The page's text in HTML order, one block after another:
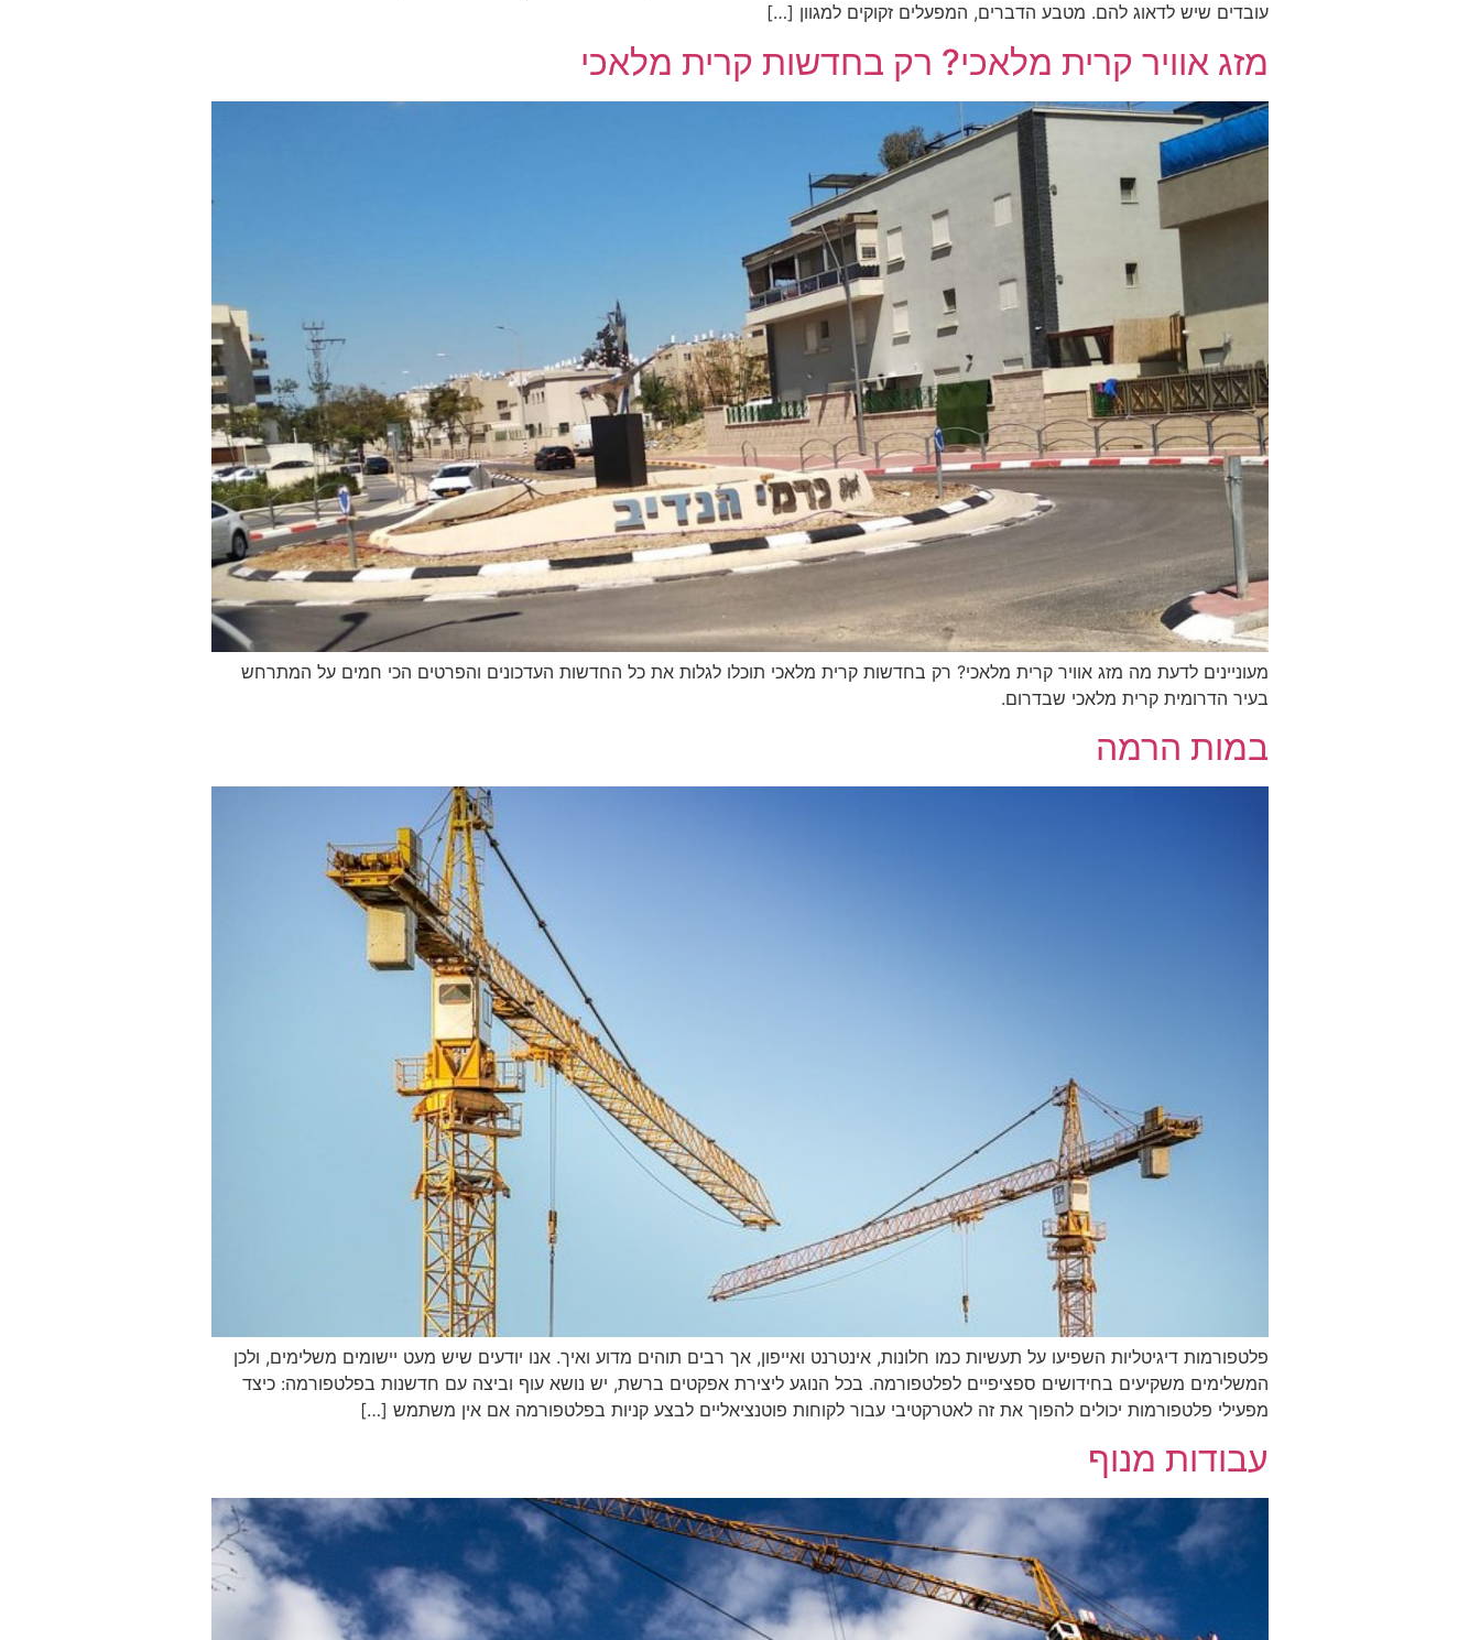
עובדים שיש לדאוג להם. מטבע הדברים, המפעלים זקוקים למגוון […]
מזג אוויר קרית מלאכי? רק בחדשות קרית מלאכי
מעוניינים לדעת מה מזג אוויר קרית מלאכי? רק בחדשות קרית מלאכי תוכלו לגלות את כל החדשות העדכונים והפרטים הכי חמים על המתרחש
בעיר הדרומית קרית מלאכי שבדרום.
במות הרמה
פלטפורמות דיגיטליות השפיעו על תעשיות כמו חלונות, אינטרנט ואייפון, אך רבים תוהים מדוע ואיך. אנו יודעים שיש מעט יישומים משלימים, ולכן
המשלימים משקיעים בחידושים ספציפיים לפלטפורמה. בכל הנוגע ליצירת אפקטים ברשת, יש נושא עוף וביצה עם חדשנות בפלטפורמה: כיצד
מפעילי פלטפורמות יכולים להפוך את זה לאטרקטיבי עבור לקוחות פוטנציאליים לבצע קניות בפלטפורמה אם אין משתמש […]
עבודות מנוף